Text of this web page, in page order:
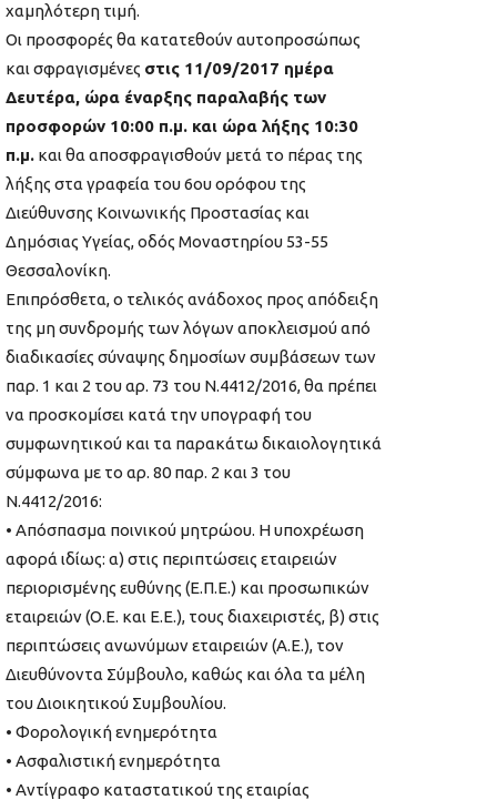
χαμηλότερη τιμή.
Οι προσφορές θα κατατεθούν αυτοπροσώπως
και σφραγισμένες στις 11/09/2017 ημέρα
Δευτέρα, ώρα έναρξης παραλαβής των
προσφορών 10:00 π.μ. και ώρα λήξης 10:30
π.μ. και θα αποσφραγισθούν μετά το πέρας της
λήξης στα γραφεία του 6ου ορόφου της
Διεύθυνσης Κοινωνικής Προστασίας και
Δημόσιας Υγείας, οδός Μοναστηρίου 53-55
Θεσσαλονίκη.
Επιπρόσθετα, ο τελικός ανάδοχος προς απόδειξη
της μη συνδρομής των λόγων αποκλεισμού από
διαδικασίες σύναψης δημοσίων συμβάσεων των
παρ. 1 και 2 του αρ. 73 του Ν.4412/2016, θα πρέπει
να προσκομίσει κατά την υπογραφή του
συμφωνητικού και τα παρακάτω δικαιολογητικά
σύμφωνα με το αρ. 80 παρ. 2 και 3 του
Ν.4412/2016:
• Απόσπασμα ποινικού μητρώου. Η υποχρέωση
αφορά ιδίως: α) στις περιπτώσεις εταιρειών
περιορισμένης ευθύνης (Ε.Π.Ε.) και προσωπικών
εταιρειών (Ο.Ε. και Ε.Ε.), τους διαχειριστές, β) στις
περιπτώσεις ανωνύμων εταιρειών (Α.Ε.), τον
Διευθύνοντα Σύμβουλο, καθώς και όλα τα μέλη
του Διοικητικού Συμβουλίου.
• Φορολογική ενημερότητα
• Ασφαλιστική ενημερότητα
• Αντίγραφο καταστατικού της εταιρίας